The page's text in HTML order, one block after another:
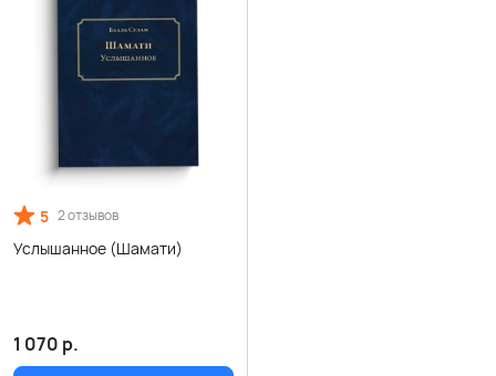
5 2 отзывов
Услышанное (Шамати)
1 070 р.